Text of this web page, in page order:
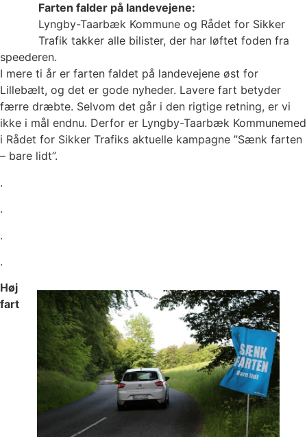
Farten falder på landevejene:
Lyngby-Taarbæk Kommune og Rådet for Sikker
Trafik takker alle bilister, der har løftet foden fra
speederen.
I mere ti år er farten faldet på landevejene øst for
Lillebælt, og det er gode nyheder. Lavere fart betyder
færre dræbte. Selvom det går i den rigtige retning, er vi
ikke i mål endnu. Derfor er Lyngby-Taarbæk Kommunemed
i Rådet for Sikker Trafiks aktuelle kampagne ”Sænk farten
– bare lidt”.
.
.
.
.
Høj
fart